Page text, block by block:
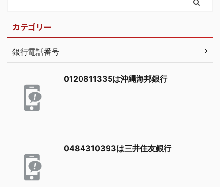
カテゴリー
銀行電話番号
0120811335は沖縄海邦銀行
0484310393は三井住友銀行